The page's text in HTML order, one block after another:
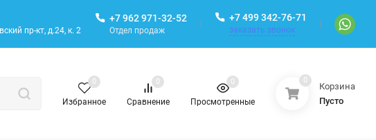
пр-кт, д.24, к. 2
+7 962 971-32-52
Отдел продаж
+7 499 342-76-71
заказать звонок
Избранное
0
Сравнение
0
Просмотренные
0 0
Корзина
Пусто